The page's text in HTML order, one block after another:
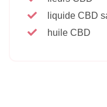
liquide CBD
huile CBD